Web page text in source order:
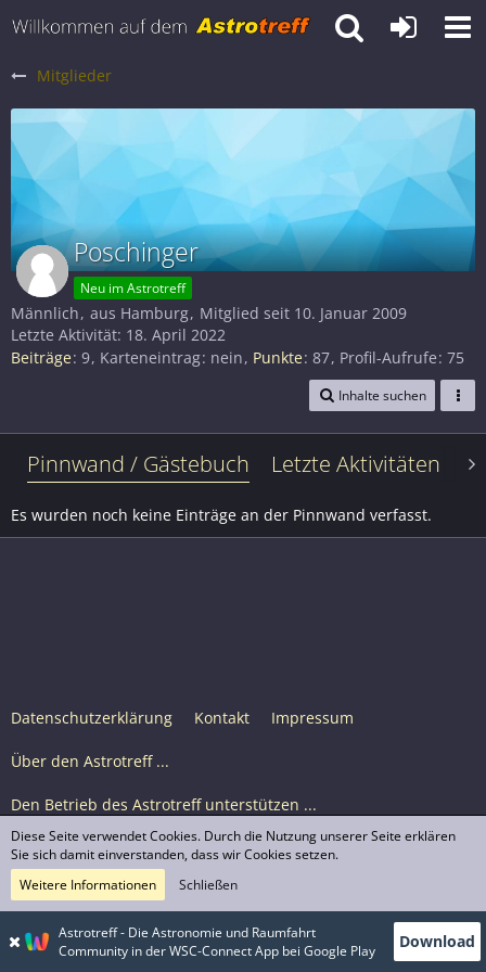
Mitglieder
Poschinger
Neu im Astrotreff
Männlich aus Hamburg Mitglied seit 10. Januar 2009
Letzte Aktivität: 18. April 2022
Beiträge 9 Karteneintrag nein Punkte 87 Profil-Aufrufe 75
Inhalte suchen
Pinnwand / Gästebuch Letzte Aktivitäten
Es wurden noch keine Einträge an der Pinnwand verfasst.
Datenschutzerklärung Kontakt Impressum
Über den Astrotreff ...
Den Betrieb des Astrotreff unterstützen ...
Nutzungsbedingungen
© Astrotreff 2001-2026, lizenziert unter CC BY-SA,
sofern für einzelne Inhalte nicht anders angegeben
Astrotreff - Die Astronomie und Raumfahrt
Community in der WSC-Connect App bei Google Play
Download
Diese Seite verwendet Cookies. Durch die Nutzung unserer Seite erklären
Sie sich damit einverstanden, dass wir Cookies setzen.
Weitere Informationen
Schließen